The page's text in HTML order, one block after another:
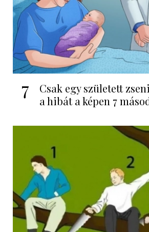
7
Csak egy született
a hibát a képen 7